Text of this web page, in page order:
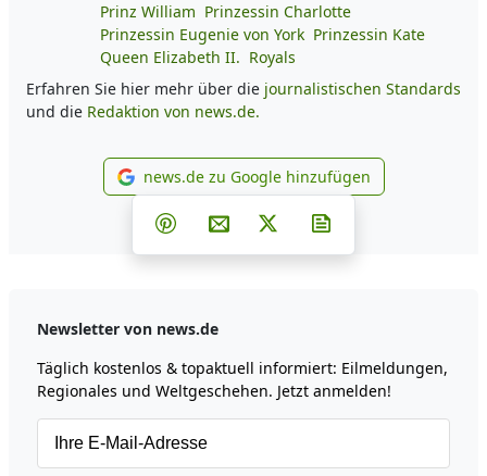
Prinz William Prinzessin Charlotte
Prinzessin Eugenie von York Prinzessin Kate
Queen Elizabeth II. Royals
Erfahren Sie hier mehr über die journalistischen Standards
und die Redaktion von news.de.
news.de zu Google
news.de zu Google hinzufügen
Teilen auf Facebook
Teilen auf Whatsapp
Teilen auf Telegram
Teilen auf Pinterest
Per E-Mail teilen
Post auf X
Newsletter von news.de
Täglich kostenlos & topaktuell informiert: Eilmeldungen,
Regionales und Weltgeschehen. Jetzt anmelden!